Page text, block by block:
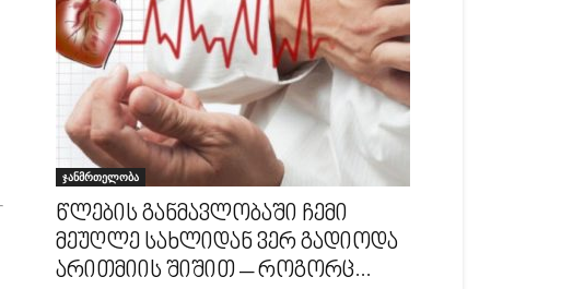
ჯანმრთელობა
წლების განმავლობაში ჩემი
მეუღლე სახლიდან ვერ გადიოდა
არითმიის შიშით – როგორც...